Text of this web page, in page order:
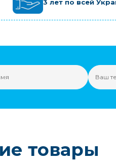
3 лет по всей
товары